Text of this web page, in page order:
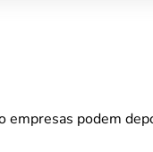
empresas podem